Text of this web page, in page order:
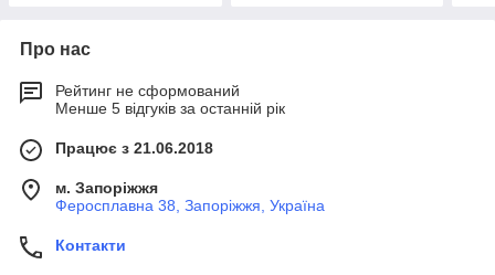
Про нас
Рейтинг не сформований
Менше 5 відгуків за останній рік
Працює з 21.06.2018
м. Запоріжжя
Феросплавна 38, Запоріжжя, Україна
Контакти